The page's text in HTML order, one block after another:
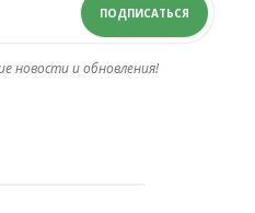
ПОДПИСАТЬСЯ
новости и обновления!